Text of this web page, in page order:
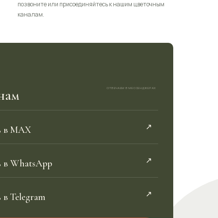
позвоните или присоединяйтесь к нашим цветочным
каналам.
ОТВЕЧАЕМ В МЕССЕНДЖЕРАХ
в MAX ↗︎
в WhatsApp ↗︎
Telegram ↗︎